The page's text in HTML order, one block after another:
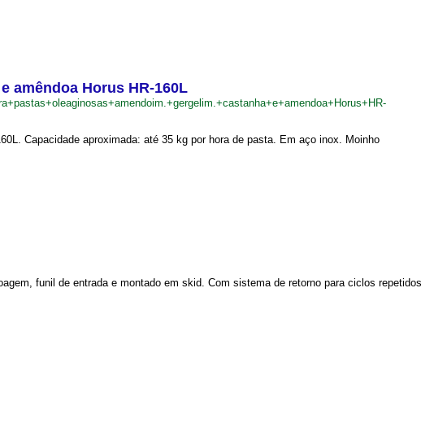
amêndoa Horus HR-160L
Capacidade aproximada: até 35 kg por hora de pasta. Em aço inox. Moinho
funil de entrada e montado em skid. Com sistema de retorno para ciclos repetidos